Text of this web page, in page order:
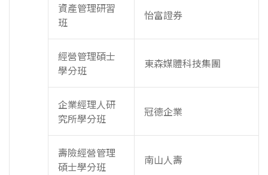
資產管理研習
班
怡富證券
經營管理碩士
學分班
東森媒體科技集團
企業經理人研
究所學分班
冠德企業
壽險經營管理
碩士學分班
南山人壽